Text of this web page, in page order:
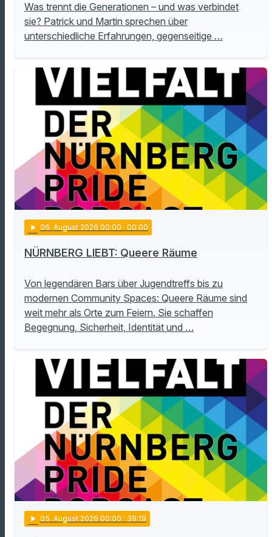
Was trennt die Generationen – und was verbindet
sie? Patrick und Martin sprechen über
unterschiedliche Erfahrungen, gegenseitige …
play_arrow 06. August 2026 00:00 · 00:00
NÜRNBERG LIEBT: Queere Räume
Von legendären Bars über Jugendtreffs bis zu
modernen Community Spaces: Queere Räume sind
weit mehr als Orte zum Feiern. Sie schaffen
Begegnung, Sicherheit, Identität und …
play_arrow 05. August 2026 00:00 · 39:19